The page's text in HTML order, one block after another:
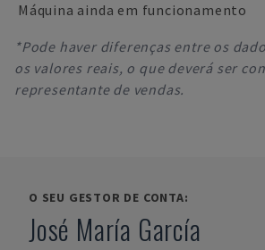
Máquina ainda em funcionamento
*Pode haver diferenças entre os
os valores reais, o que deverá ser
representante de vendas.
O SEU GESTOR DE CONTA:
José María García